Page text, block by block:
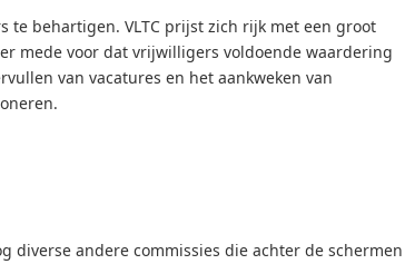
te behartigen. VLTC prijst zich rijk met een groot
mede voor dat vrijwilligers voldoende waardering
van vacatures en het aankweken van
diverse andere commissies die achter de schermen